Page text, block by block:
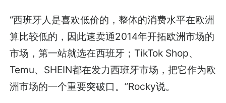
“西班牙人是喜欢低价的，整体的消费水平在欧洲
算比较低的，因此速卖通2014年开拓欧洲市场的
市场，第一站就选在西班牙；TikTok Shop、
Temu、SHEIN都在发力西班牙市场，把它作为欧
洲市场的一个重要突破口。”Rocky说。